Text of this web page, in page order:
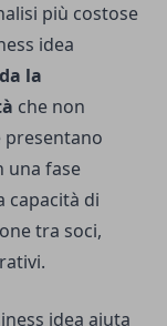
più costose
idea
la
che non
una fase
capacità di
tra soci,
idea aiuta